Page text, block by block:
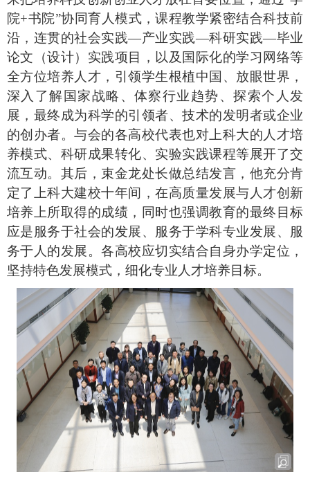
院+书院”协同育人模式，课程教学紧密结合科技前
沿，连贯的社会实践—产业实践—科研实践—毕业
论文（设计）实践项目，以及国际化的学习网络等
全方位培养人才，引领学生根植中国、放眼世界，
深入了解国家战略、体察行业趋势、探索个人发
展，最终成为科学的引领者、技术的发明者或企业
的创办者。与会的各高校代表也对上科大的人才培
养模式、科研成果转化、实验实践课程等展开了交
流互动。其后，束金龙处长做总结发言，他充分肯
定了上科大建校十年间，在高质量发展与人才创新
培养上所取得的成绩，同时也强调教育的最终目标
应是服务于社会的发展、服务于学科专业发展、服
务于人的发展。各高校应切实结合自身办学定位，
坚持特色发展模式，细化专业人才培养目标。